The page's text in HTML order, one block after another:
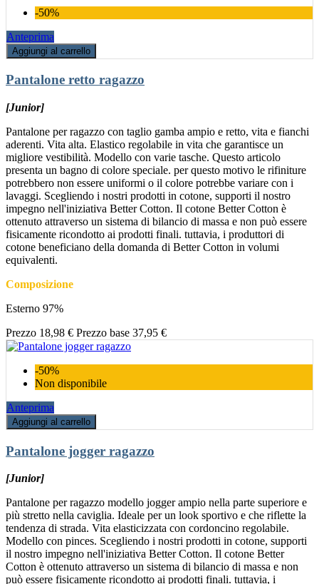
-50%
Anteprima
Aggiungi al carrello
Pantalone retto ragazzo
[Junior]
Pantalone per ragazzo con taglio gamba ampio e retto, vita e fianchi
aderenti. Vita alta. Elastico regolabile in vita che garantisce un
migliore vestibilità. Modello con varie tasche. Questo articolo
presenta un bagno di colore speciale. per questo motivo le rifiniture
potrebbero non essere uniformi o il colore potrebbe variare con i
lavaggi. Scegliendo i nostri prodotti in cotone, supporti il nostro
impegno nell'iniziativa Better Cotton. Il cotone Better Cotton è
ottenuto attraverso un sistema di bilancio di massa e non può essere
fisicamente ricondotto ai prodotti finali. tuttavia, i produttori di
cotone beneficiano della domanda di Better Cotton in volumi
equivalenti.
Composizione
Esterno 97%
Prezzo 18,98 € Prezzo base 37,95 €
-50%
Non disponibile
Anteprima
Aggiungi al carrello
Pantalone jogger ragazzo
[Junior]
Pantalone per ragazzo modello jogger ampio nella parte superiore e
più stretto nella caviglia. Ideale per un look sportivo e che riflette la
tendenza di strada. Vita elasticizzata con cordoncino regolabile.
Modello con pinces. Scegliendo i nostri prodotti in cotone, supporti
il nostro impegno nell'iniziativa Better Cotton. Il cotone Better
Cotton è ottenuto attraverso un sistema di bilancio di massa e non
può essere fisicamente ricondotto ai prodotti finali. tuttavia, i